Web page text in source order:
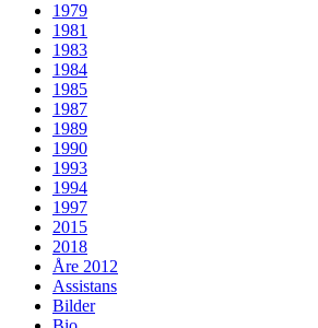
1979
1981
1983
1984
1985
1987
1989
1990
1993
1994
1997
2015
2018
Åre 2012
Assistans
Bilder